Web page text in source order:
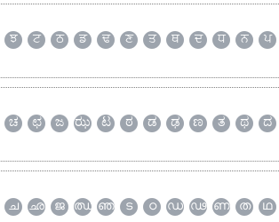
ਝ ਟ ਠ ਡ ਢ ਣ ਤ ਥ ਦ ਧ ਨ ਪ
ಚ ಛ ಜ ಝ ಟ ಠ ಡ ಢ ಣ ತ ಥ ದ
ച ഛ ജ ഝ ഞ ട ഠ ഡ ഢ ണ ത ഥ